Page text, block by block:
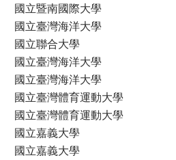
國立暨南國際大學
國立臺灣海洋大學
國立聯合大學
國立臺灣海洋大學
國立臺灣海洋大學
國立臺灣體育運動大學
國立臺灣體育運動大學
國立嘉義大學
國立嘉義大學